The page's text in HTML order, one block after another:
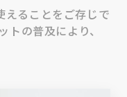
えることをご存じで
の普及により、